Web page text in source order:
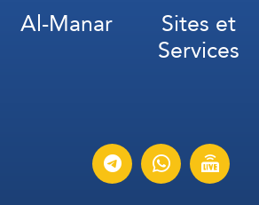
Al-Manar Sites et
Services